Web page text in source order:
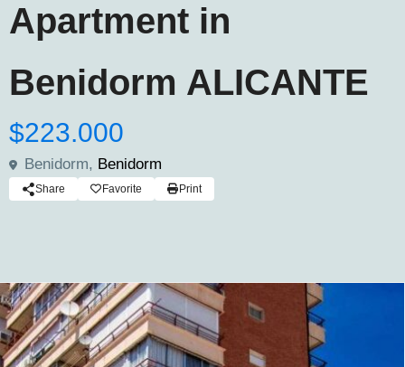
Apartment in
Benidorm ALICANTE
$223.000
Benidorm, Benidorm
Share Favorite Print